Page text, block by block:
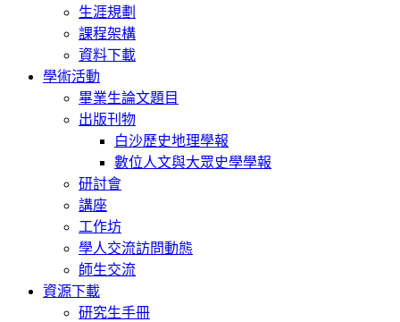
生涯規劃
課程架構
資料下載
學術活動
畢業生論文題目
出版刊物
白沙歷史地理學報
數位人文與大眾史學學報
研討會
講座
工作坊
學人交流訪問動態
師生交流
資源下載
研究生手冊